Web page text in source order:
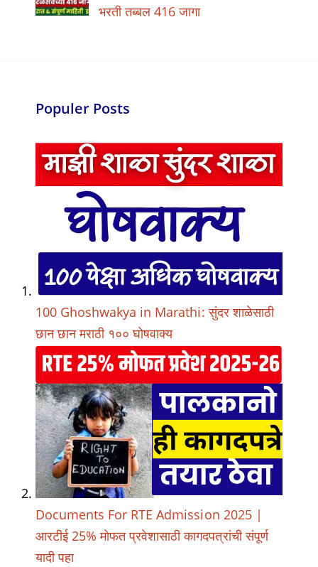
भरती तब्बल 416 जागा
Populer Posts
100 Ghoshwakya in Marathi: सुंदर शाळेसाठी
छान छान मराठी १०० घोषवाक्य
Documents For RTE Admission 2025 |
आरटीई 25% मोफत प्रवेशासाठी कागदपत्रांची संपूर्ण
यादी पहा